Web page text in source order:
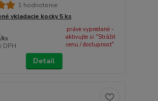
1 hodnotenie
vkladacie kocky 5 ks
/ks
DPH
práve vypredané -
aktivujte si "Strážiť
cenu / dostupnosť"
Detail